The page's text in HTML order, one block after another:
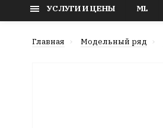
УСЛУГИ И ЦЕНЫ ML
Главная Модельный ряд